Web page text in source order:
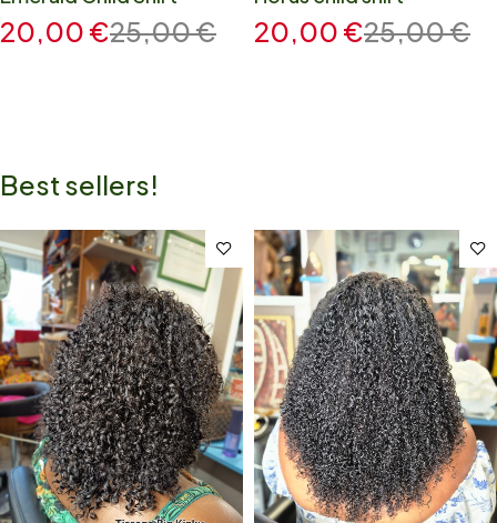
25,00€
20,00 € 25,00€
20,00 €
Best sellers!